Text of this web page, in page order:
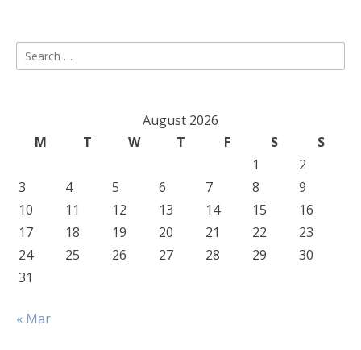
Search
for:
August 2026
M
T W T F S
S
1
2
3
4 5 6 7 8
9
10
11 12 13 14 15
16
17
18 19 20 21 22
23
24
25 26 27 28 29
30
31
« Mar